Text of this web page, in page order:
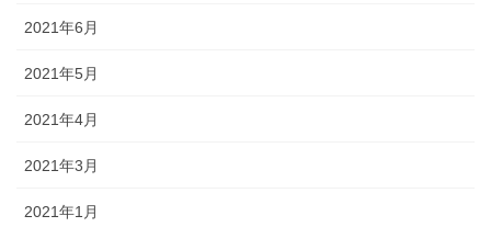
2021年6月
2021年5月
2021年4月
2021年3月
2021年1月